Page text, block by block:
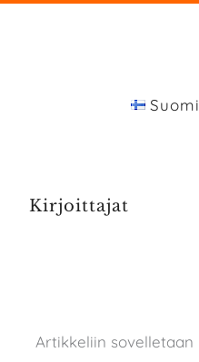
Suomi
Kirjoittajat
Artikkeliin sovelletaan